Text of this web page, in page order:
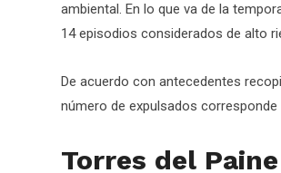
ambiental. En lo que va de la
14 episodios considerados de alto
De acuerdo con antecedentes
número de expulsados
Torres del